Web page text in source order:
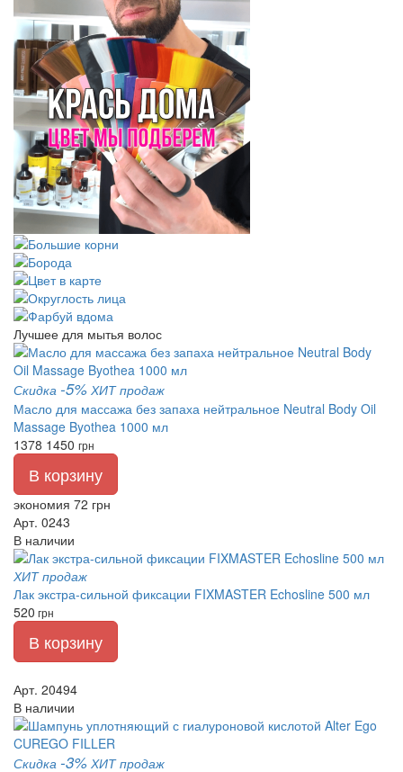
Лучшее для мытья волос
Скидка -5% ХИТ продаж
Масло для массажа без запаха нейтральное Neutral Body Oil
Massage Byothea 1000 мл
1378 1450 грн
В корзину
экономия 72 грн
Арт. 0243
В наличии
ХИТ продаж
Лак экстра-сильной фиксации FIXMASTER Echosline 500 мл
520 грн
В корзину
Арт. 20494
В наличии
Скидка -3% ХИТ продаж